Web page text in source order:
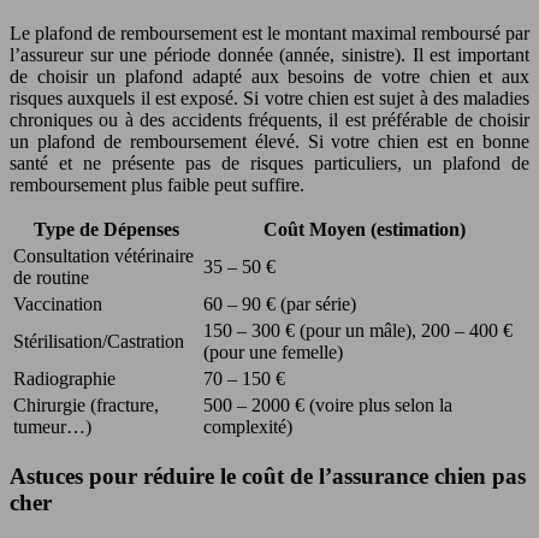
Le plafond de remboursement est le montant maximal remboursé par
l’assureur sur une période donnée (année, sinistre). Il est important
de choisir un plafond adapté aux besoins de votre chien et aux
risques auxquels il est exposé. Si votre chien est sujet à des maladies
chroniques ou à des accidents fréquents, il est préférable de choisir
un plafond de remboursement élevé. Si votre chien est en bonne
santé et ne présente pas de risques particuliers, un plafond de
remboursement plus faible peut suffire.
Type de Dépenses
Coût Moyen (estimation)
Consultation vétérinaire
de routine
35 – 50 €
Vaccination
60 – 90 € (par série)
Stérilisation/Castration
150 – 300 € (pour un mâle), 200 – 400 €
(pour une femelle)
Radiographie
70 – 150 €
Chirurgie (fracture,
tumeur…)
500 – 2000 € (voire plus selon la
complexité)
Astuces pour réduire le coût de l’assurance chien pas
cher